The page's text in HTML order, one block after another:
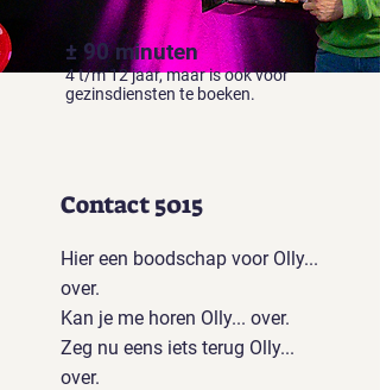
± 90 minuten
4 t/m 12 jaar, maar is ook voor
gezinsdiensten te boeken.
Contact 5015
Hier een boodschap voor Olly...
over.
Kan je me horen Olly... over.
Zeg nu eens iets terug Olly...
over.